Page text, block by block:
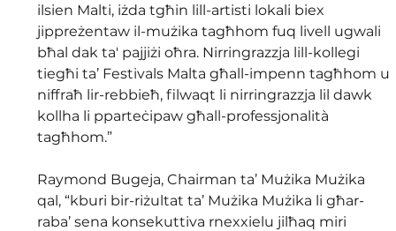
ilsien Malti, iżda tgħin lill-artisti lokali biex
jippreżentaw il-mużika tagħhom fuq livell ugwali
bħal dak ta' pajjiżi oħra. Nirringrazzja lill-kollegi
tiegħi ta’ Festivals Malta għall-impenn tagħhom u
niffraħ lir-rebbieħ, filwaqt li nirringrazzja lil dawk
kollha li pparteċipaw għall-professjonalità
tagħhom.”
Raymond Bugeja, Chairman ta’ Mużika Mużika
qal, “kburi bir-riżultat ta’ Mużika Mużika li għar-
raba’ sena konsekuttiva rnexxielu jilħaq miri